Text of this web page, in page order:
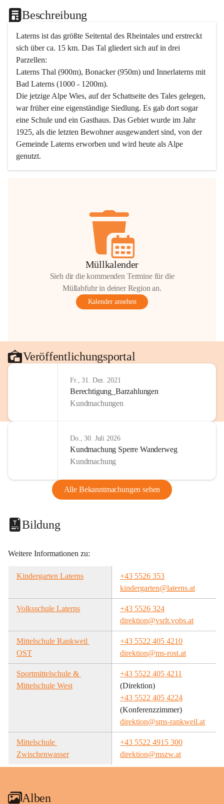
Beschreibung
Laterns ist das größte Seitental des Rheintales und erstreckt
sich über ca. 15 km. Das Tal gliedert sich auf in drei
Parzellen:
Laterns Thal (900m), Bonacker (950m) und Innerlaterns mit
Bad Laterns (1000 - 1200m).
Die jetzige Alpe Wies, auf der Schattseite des Tales gelegen,
war früher eine eigenständige Siedlung. Es gab dort sogar
eine Schule und ein Gasthaus. Das Gebiet wurde im Jahr
1925, als die letzten Bewohner ausgewandert sind, von der
Gemeinde Laterns erworben und wird heute als Alpe
genutzt.
Müllkalender
Sieh dir die kommenden Termine für die
Müllabfuhr in deiner Region an.
Kalender ansehen
Veröffentlichungsportal
Fr., 31. Dez. 2021
Berechtigung_Barzahlungen
Kundmachungen
Do., 30. Juli 2026
Kundmachung Sperre Wanderweg
Kundmachung
Alle Bekanntmachungen sehen
Bildung
Weitere Informationen zu:
Kindergarten Laterns
+43 5526 353
kindergarten@laterns.at
Volksschule Laterns
+43 5526 324
direktion@vsrlt.vobs.at
Mittelschule Rankweil
OST
+43 5522 405 4210
direktion@ms-rost.at
Sportmittelschule &
Mittelschule West
+43 5522 405 4211
(Direktion)
+43 5522 405 4224
(Konferenzzimmer)
direktion@sms-rankweil.at
Mittelschule
Zwischenwasser
+43 5522 4915 300
direktion@mszw.at
Alben